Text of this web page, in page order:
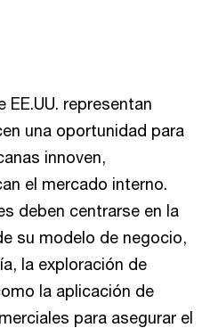
EE.UU. representan
una oportunidad para
innoven,
el mercado interno.
deben centrarse en la
su modelo de negocio,
la exploración de
la aplicación de
para asegurar el